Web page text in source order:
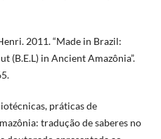
2011. “Made in Brazil:
(B.E.L) in Ancient Amazônia”.
práticas de
tradução de saberes no